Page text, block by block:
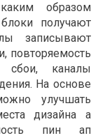
образом
получают
записывают
повторяемость
сбои, каналы
На основе
улучшать
дизайна а
пин ап